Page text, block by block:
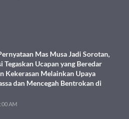
Mas Musa Jadi Sorotan,
Tegaskan Ucapan yang Beredar
Kekerasan Melainkan Upaya
dan Mencegah Bentrokan di
AM